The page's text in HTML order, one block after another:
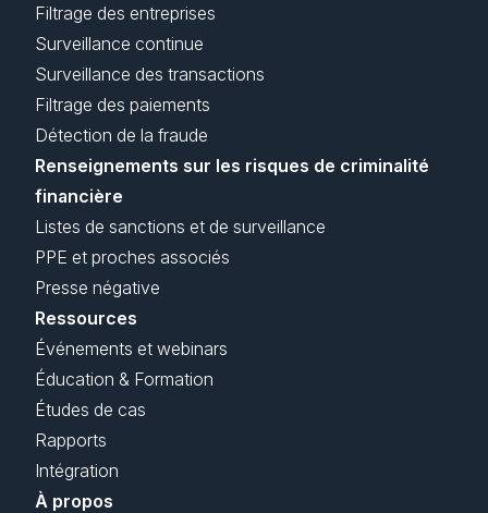
Filtrage des entreprises
Surveillance continue
Surveillance des transactions
Filtrage des paiements
Détection de la fraude
Renseignements sur les risques de criminalité
financière
Listes de sanctions et de surveillance
PPE et proches associés
Presse négative
Ressources
Événements et webinars
Éducation & Formation
Études de cas
Rapports
Intégration
À propos